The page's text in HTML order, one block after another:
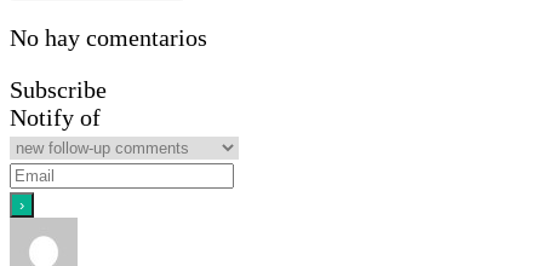
No hay comentarios
Subscribe
Notify of